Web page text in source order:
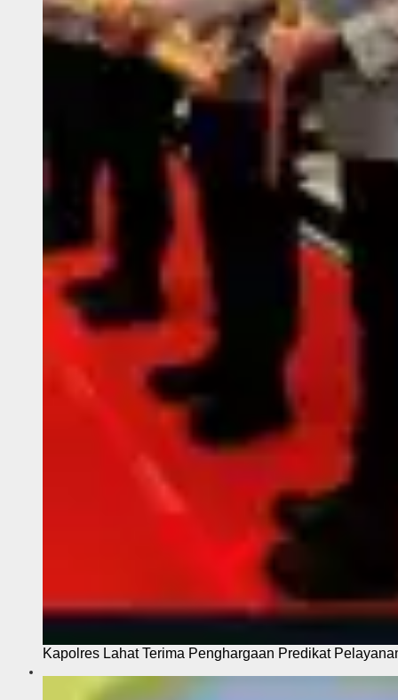
Kapolres Lahat Terima Penghargaan Predikat